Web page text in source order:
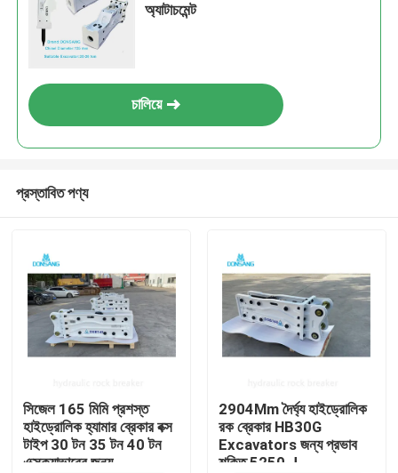
অ্যাটাচমেন্ট
চালিয়ে
প্রস্তাবিত পণ্য
সিজেল 165 মিমি প্রশস্ত
হাইড্রোলিক হ্যামার ব্রেকার বক্স
টাইপ 30 টন 35 টন 40 টন
এক্সক্যাভারের জন্য
2904Mm দৈর্ঘ্য হাইড্রোলিক
রক ব্রেকার HB30G
Excavators জন্য প্রভাব
শক্তি 5250 J